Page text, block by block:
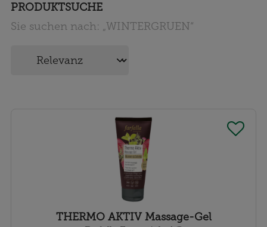
PRODUKTSUCHE
Sie suchen nach: „WINTERGRUEN“
THERMO AKTIV Massage-Gel